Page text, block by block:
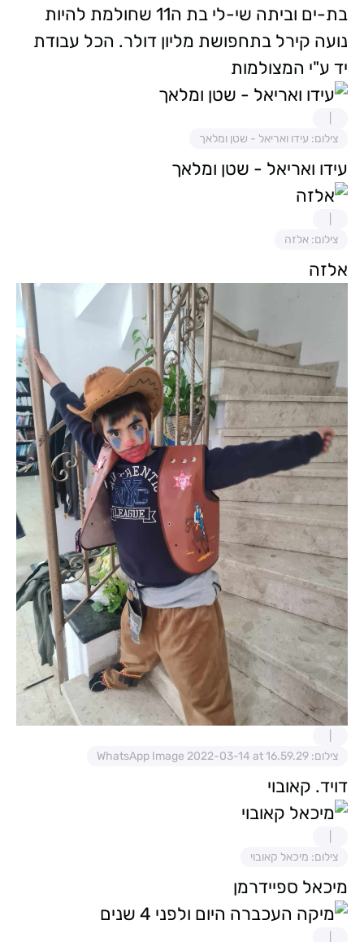
בת-ים וביתה שי-לי בת ה11 שחולמת להיות
נועה קירל בתחפושת מליון דולר. הכל עבודת
יד ע"י המצולמות
צילום: עידו ואריאל - שטן ומלאך
עידו ואריאל - שטן ומלאך
צילום: אלזה
אלזה
צילום: WhatsApp Image 2022-03-14 at 16.59.29
דויד. קאובוי
צילום: מיכאל קאובוי
מיכאל ספיידרמן